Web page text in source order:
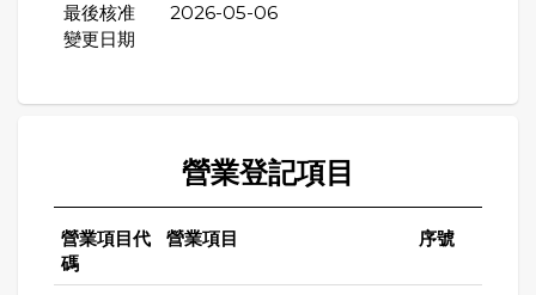
最後核准
變更日期
2026-05-06
營業登記項目
營業項目代
碼
營業項目 序號